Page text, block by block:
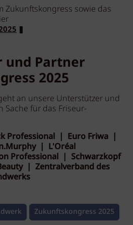
Zukunftskongress sowie das
Partner
2025
an unsere Unterstützer und
Sache für das Friseur-
Professional | Euro Friwa |
| L'Oréal
Professional | Schwarzkopf
| Zentralverband des
Zukunftskongress 2025